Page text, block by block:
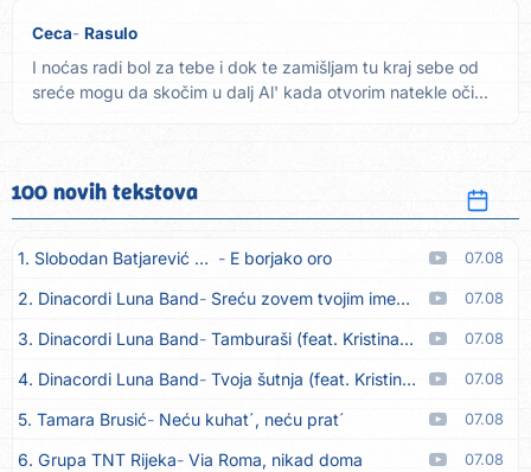
Ceca Rasulo
I noćas radi bol za tebe i dok te zamišljam tu kraj sebe od
sreće mogu da skočim u dalj Al' kada otvorim natekle oči...
100 novih tekstova
1. Slobodan Batjarević Čobe E borjako oro 07.08
2. Dinacordi Luna Band Sreću zovem tvojim imenom (feat. Kristina Smetko) 07.08
3. Dinacordi Luna Band Tamburaši (feat. Kristina Smetko) 07.08
4. Dinacordi Luna Band Tvoja šutnja (feat. Kristina Smetko) 07.08
5. Tamara Brusić Neću kuhat´, neću prat´ 07.08
6. Grupa TNT Rijeka Via Roma, nikad doma 07.08